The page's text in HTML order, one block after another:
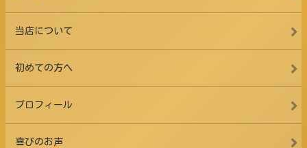
当店について
初めての方へ
プロフィール
喜びのお声